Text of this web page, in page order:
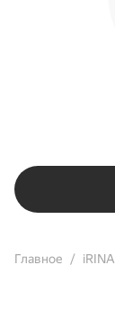
Главное iRINA